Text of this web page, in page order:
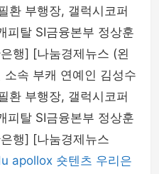
환 부행장, 갤럭시코퍼
피탈 SI금융본부 정상훈
행] [나눔경제뉴스 (왼
속 부캐 연예인 김성수
환 부행장, 갤럭시코퍼
피탈 SI금융본부 정상훈
행] [나눔경제뉴스
apollox 숏텐츠 우리은